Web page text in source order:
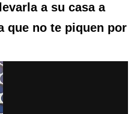
a su casa a
que no te piquen por